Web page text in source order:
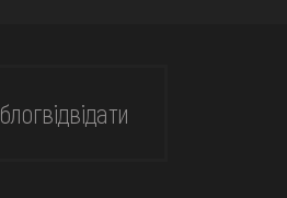
блогвідвідати